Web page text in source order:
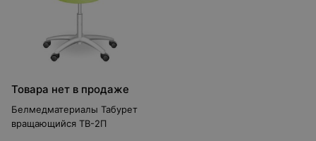
Товара нет в продаже
Белмедматериалы Табурет
вращающийся ТВ-2П